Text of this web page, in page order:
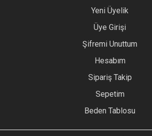
Yeni Üyelik
Üye Girişi
Şifremi Unuttum
Hesabım
Sipariş Takip
Sepetim
Beden Tablosu